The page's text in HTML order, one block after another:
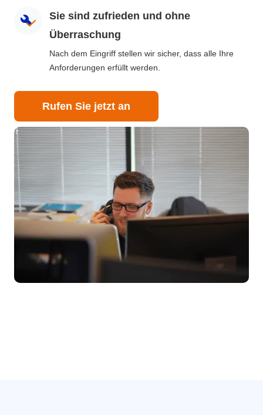
Sie sind zufrieden und ohne
Überraschung
Nach dem Eingriff stellen wir sicher, dass alle Ihre
Anforderungen erfüllt werden.
Rufen Sie jetzt an